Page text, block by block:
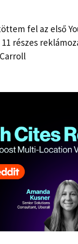
fel az első
részes